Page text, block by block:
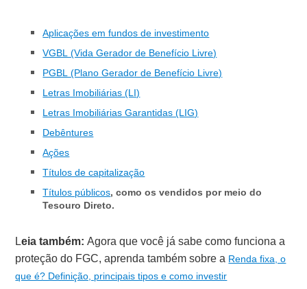
Aplicações em fundos de investimento
VGBL (Vida Gerador de Benefício Livre)
PGBL (Plano Gerador de Benefício Livre)
Letras Imobiliárias (LI)
Letras Imobiliárias Garantidas (LIG)
Debêntures
Ações
Títulos de capitalização
Títulos públicos, como os vendidos por meio do
Tesouro Direto.
Leia também: Agora que você já sabe como funciona a
proteção do FGC, aprenda também sobre a Renda fixa, o
que é? Definição, principais tipos e como investir